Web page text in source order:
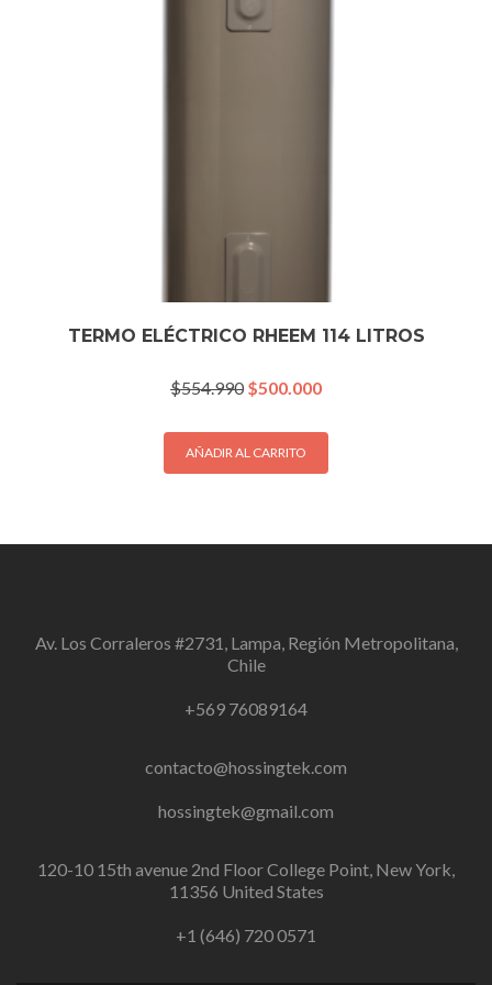
TERMO ELÉCTRICO RHEEM 114 LITROS
$554.990 El
original
era:
$554.990.
$500.000El
actual
$500.000.
AÑADIR AL CARRITO
Av. Los Corraleros #2731, Lampa, Región Metropolitana,
Chile
+569 76089164
contacto@hossingtek.com
hossingtek@gmail.com
120-10 15th avenue 2nd Floor College Point, New York,
11356 United States
+1 (646) 720 0571